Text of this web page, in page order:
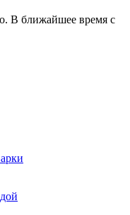
В ближайшее время с